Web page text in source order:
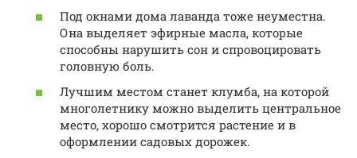
Под окнами дома лаванда тоже неуместна.
Она выделяет эфирные масла, которые
способны нарушить сон и спровоцировать
головную боль.
Лучшим местом станет клумба, на которой
многолетнику можно выделить центральное
место, хорошо смотрится растение и в
оформлении садовых дорожек.